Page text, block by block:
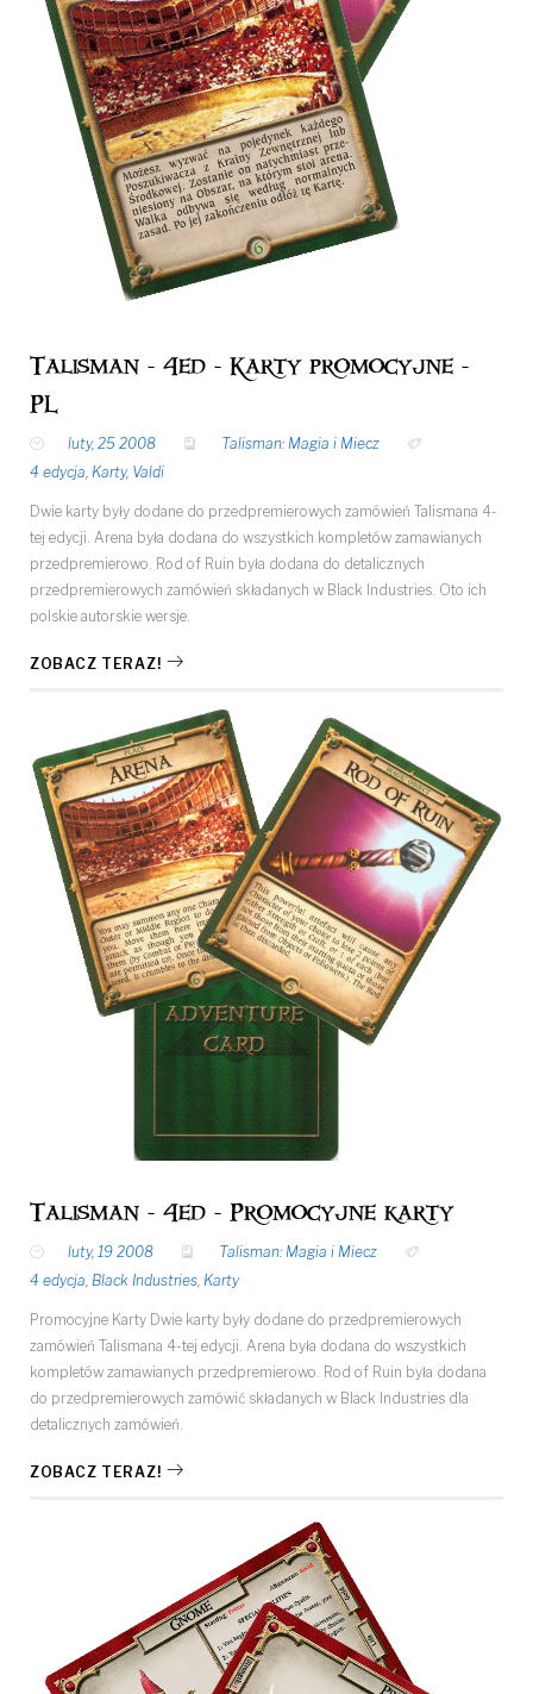
Talisman - 4ed - Karty promocyjne -
PL
luty, 25 2008
Talisman: Magia i Miecz
4 edycja, Karty, Valdi
Dwie karty były dodane do przedpremierowych zamówień Talismana 4-
tej edycji. Arena była dodana do wszystkich kompletów zamawianych
przedpremierowo. Rod of Ruin była dodana do detalicznych
przedpremierowych zamówień składanych w Black Industries. Oto ich
polskie autorskie wersje.
ZOBACZ TERAZ!
Talisman - 4ed - Promocyjne karty
luty, 19 2008
Talisman: Magia i Miecz
4 edycja Black Industries Karty
Promocyjne Karty Dwie karty były dodane do przedpremierowych
zamówień Talismana 4-tej edycji. Arena była dodana do wszystkich
kompletów zamawianych przedpremierowo. Rod of Ruin była dodana
do przedpremierowych zamówić składanych w Black Industries dla
detalicznych zamówień.
ZOBACZ TERAZ!